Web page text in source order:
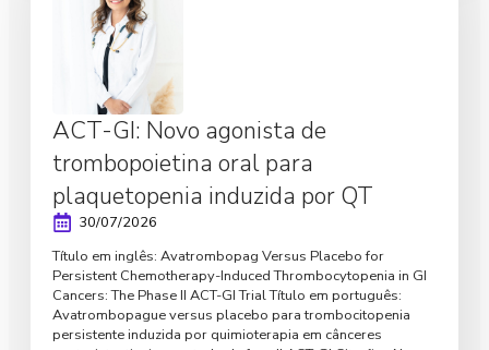
ACT-GI: Novo agonista de
trombopoietina oral para
plaquetopenia induzida por QT
30/07/2026
Título em inglês: Avatrombopag Versus Placebo for
Persistent Chemotherapy-Induced Thrombocytopenia in GI
Cancers: The Phase II ACT-GI Trial Título em português:
Avatrombopague versus placebo para trombocitopenia
persistente induzida por quimioterapia em cânceres